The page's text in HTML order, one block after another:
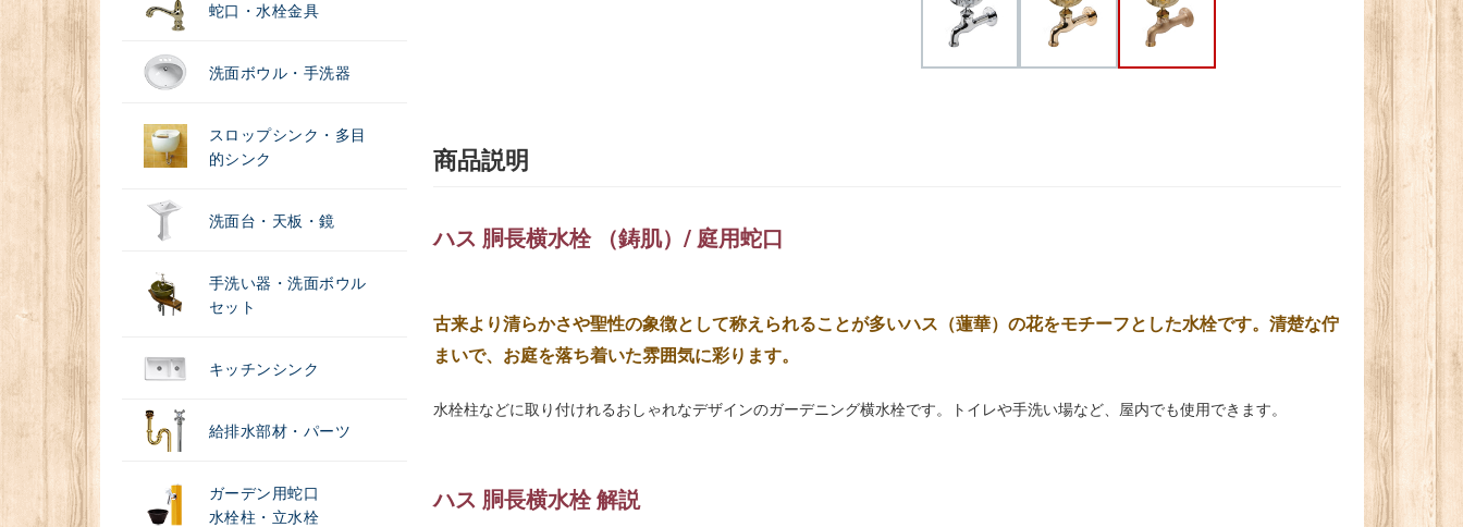
蛇口・水栓金具
洗面ボウル・手洗器
スロップシンク・多目
的シンク
洗面台・天板・鏡
手洗い器・洗面ボウル
セット
キッチンシンク
給排水部材・パーツ
ガーデン用蛇口
水栓柱・立水栓
商品説明
ハス 胴長横水栓 （鋳肌）/ 庭用蛇口
古来より清らかさや聖性の象徴として称えられることが多いハス（蓮華）の花をモチーフとした水栓です。清楚な佇
まいで、お庭を落ち着いた雰囲気に彩ります。
水栓柱などに取り付けれるおしゃれなデザインのガーデニング横水栓です。トイレや手洗い場など、屋内でも使用できます。
ハス 胴長横水栓 解説